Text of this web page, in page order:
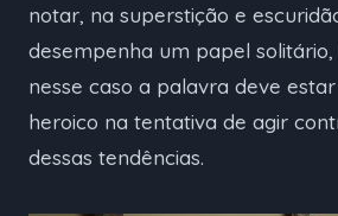
notar, na superstição e
desempenha um papel solitário,
nesse caso a palavra deve
heroico na tentativa de agir
dessas tendências.